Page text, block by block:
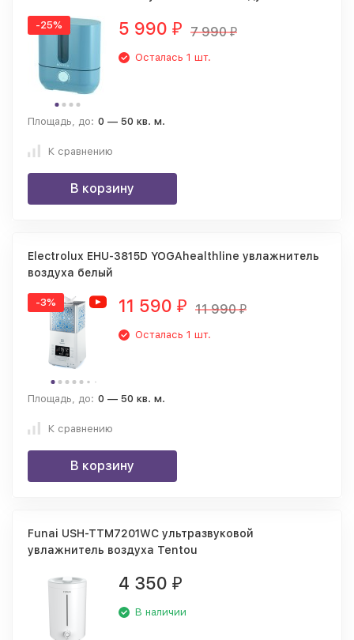
-25% 5 990 ₽ 7 990 ₽
Осталась 1 шт.
Площадь, до: 0 — 50 кв. м.
К сравнению
В корзину
Electrolux EHU-3815D YOGAhealthline увлажнитель
воздуха белый
-3% 11 590 ₽ 11 990 ₽
Осталась 1 шт.
Площадь, до: 0 — 50 кв. м.
К сравнению
В корзину
Funai USH-TTM7201WC ультразвуковой
увлажнитель воздуха Tentou
4 350 ₽
В наличии